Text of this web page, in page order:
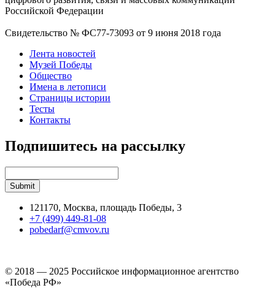
Российской Федерации
Свидетельство № ФС77-73093 от 9 июня 2018 года
Лента новостей
Музей Победы
Общество
Имена в летописи
Страницы истории
Тесты
Контакты
Подпишитесь на рассылку
121170, Москва, площадь Победы, 3
+7 (499) 449-81-08
pobedarf@cmvov.ru
© 2018 — 2025 Российское информационное агентство
«Победа РФ»